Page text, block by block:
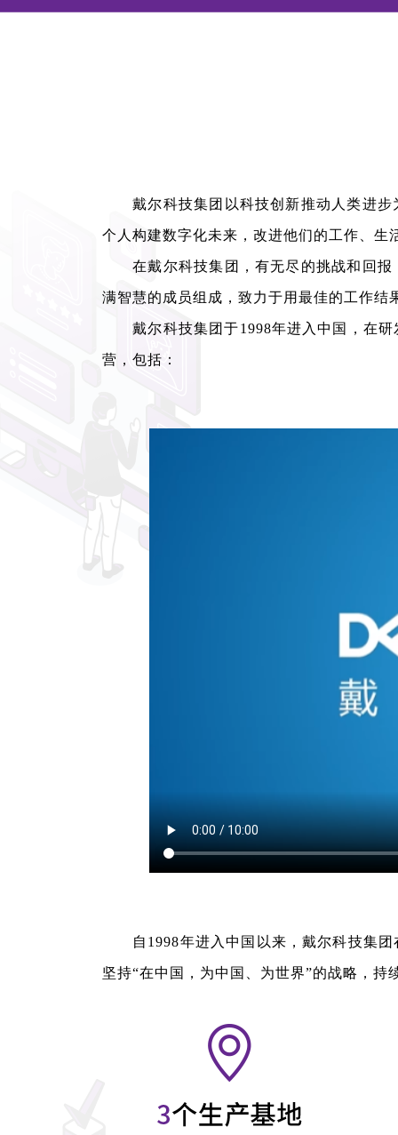
戴尔科技集团以科技创新推动人类进步
个人构建数字化未来，改进他们的工作、
在戴尔科技集团，有无尽的挑战和回报
满智慧的成员组成，致力于用最佳的工作结
戴尔科技集团于1998年进入中国，在研
营，包括：
自1998年进入中国以来，戴尔科技集团
坚持“在中国，为中国、为世界”的战略，持